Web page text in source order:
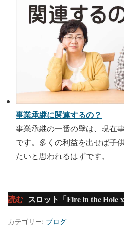
事業承継に関連するの？
事業承継の一番の壁は、現在
です。多くの利益を出せば子
たいと思われるはずです。
読む スロット「Fire in the Hole
カテゴリー: ブログ